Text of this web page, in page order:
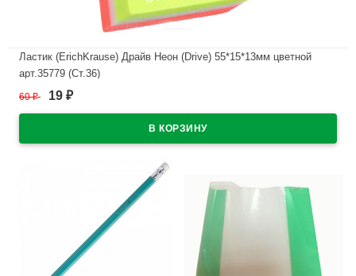
Ластик (ErichKrause) Драйв Неон (Drive) 55*15*13мм цветной
арт.35779 (Ст.36)
В наличии
60₽ 19 ₽